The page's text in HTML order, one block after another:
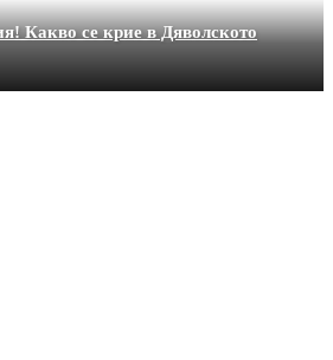
Какво се крие в Дяволското